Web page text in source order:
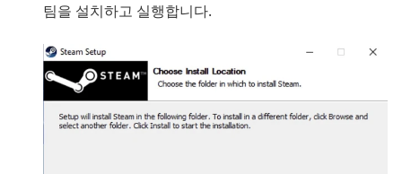
팀을 설치하고 실행합니다.